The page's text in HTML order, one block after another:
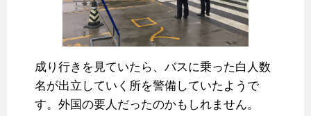
成り行きを見ていたら、バスに乗った白人数
名が出立していく所を警備していたようで
す。外国の要人だったのかもしれません。